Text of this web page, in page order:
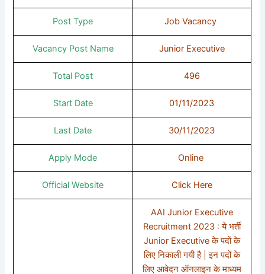
Post Type Job Vacancy
Vacancy Post Name Junior Executive
Total Post 496
Start Date 01/11/2023
Last Date 30/11/2023
Apply Mode Online
Official Website Click Here
AAI Junior Executive
Recruitment 2023 : ये भर्ती
Junior Executive के पदों के
लिए निकाली गयी है | इन पदों के
लिए आवेदन ऑनलाइन के माध्यम